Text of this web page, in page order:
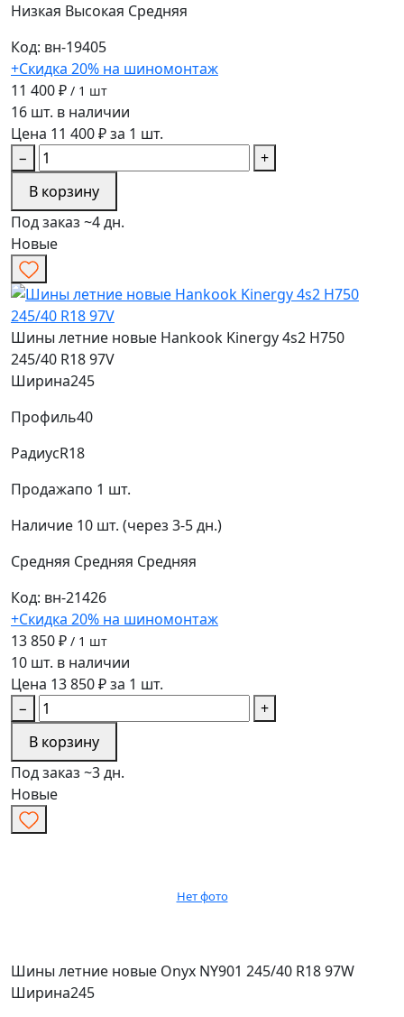
Низкая Высокая Средняя
Код: вн-19405
+Скидка 20% на шиномонтаж
11 400 ₽ / 1 шт
16 шт. в наличии
Цена 11 400 ₽ за 1 шт.
−
+
В корзину
Под заказ ~4 дн.
Новые
Шины летние новые Hankook Kinergy 4s2 H750
245/40 R18 97V
Ширина245
Профиль40
РадиусR18
Продажапо 1 шт.
Наличие 10 шт. (через 3-5 дн.)
Средняя Средняя Средняя
Код: вн-21426
+Скидка 20% на шиномонтаж
13 850 ₽ / 1 шт
10 шт. в наличии
Цена 13 850 ₽ за 1 шт.
−
+
В корзину
Под заказ ~3 дн.
Новые
Нет фото
Шины летние новые Onyx NY901 245/40 R18 97W
Ширина245